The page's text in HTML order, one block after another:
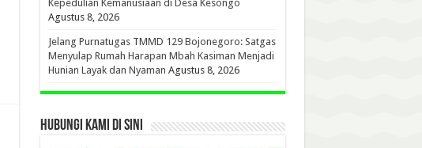
Kepedulian Kemanusiaan di Desa Kesongo
Agustus 8, 2026
Jelang Purnatugas TMMD 129 Bojonegoro: Satgas
Menyulap Rumah Harapan Mbah Kasiman Menjadi
Hunian Layak dan Nyaman Agustus 8, 2026
HUBUNGI KAMI DI SINI